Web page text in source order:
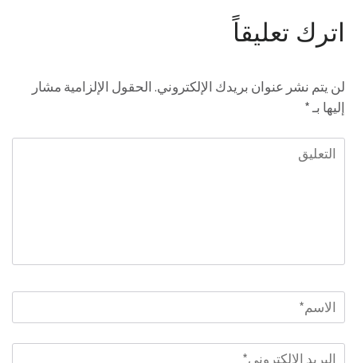
اترك تعليقاً
لن يتم نشر عنوان بريدك الإلكتروني. الحقول الإلزامية مشار
إليها بـ*
التعليق
الاسم
البريد